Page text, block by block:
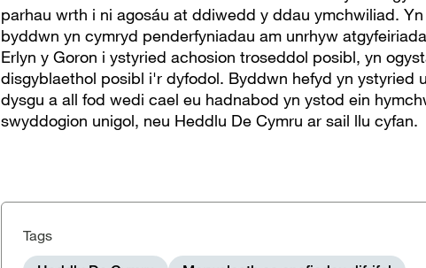
parhau wrth i ni agosáu at ddiwedd y ddau ymchwiliad.
byddwn yn cymryd penderfyniadau am unrhyw
Erlyn y Goron i ystyried achosion troseddol posibl, yn
disgyblaethol posibl i'r dyfodol. Byddwn hefyd yn ystyried
dysgu a all fod wedi cael eu hadnabod yn ystod ein
swyddogion unigol, neu Heddlu De Cymru ar sail llu cyfan.
Tags